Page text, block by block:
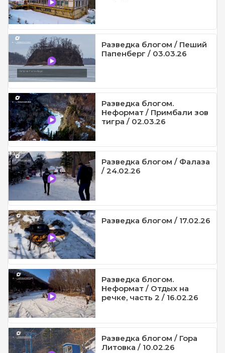
Разведка блогом / Пеший
Папенберг / 03.03.26
Разведка блогом.
Неформат / Примбали зов
тигра / 02.03.26
Разведка блогом / Фалаза
/ 24.02.26
Разведка блогом / 17.02.26
Разведка блогом.
Неформат / Отдых на
речке, часть 2 / 16.02.26
Разведка блогом / Гора
Литовка / 10.02.26